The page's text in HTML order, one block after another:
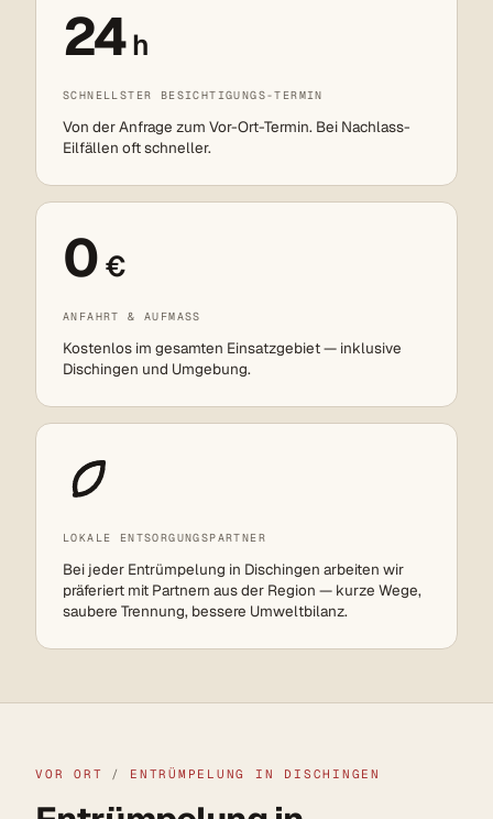
24h
SCHNELLSTER BESICHTIGUNGS-TERMIN
Von der Anfrage zum Vor-Ort-Termin. Bei Nachlass-
Eilfällen oft schneller.
0 €
ANFAHRT & AUFMASS
Kostenlos im gesamten Einsatzgebiet — inklusive
Dischingen und Umgebung.
LOKALE ENTSORGUNGSPARTNER
Bei jeder Entrümpelung in Dischingen arbeiten wir
präferiert mit Partnern aus der Region — kurze Wege,
saubere Trennung, bessere Umweltbilanz.
VOR ORT / ENTRÜMPELUNG IN DISCHINGEN